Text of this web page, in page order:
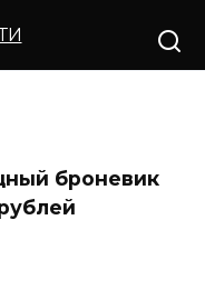
броневик